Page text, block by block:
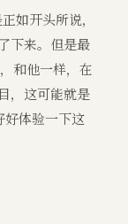
如开头所说，
下来。但是最
和他一样，在
，这可能就是
好体验一下这